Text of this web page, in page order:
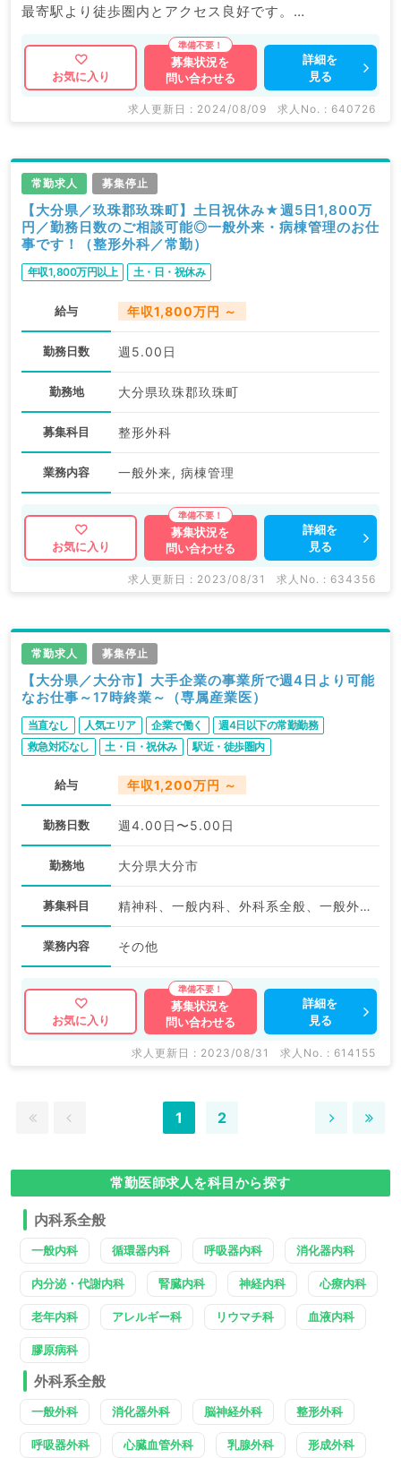
最寄駅より徒歩圏内とアクセス良好です。
マイナビDOCTORでは病院やクリニックなどの医療機
関求人はもちろんのこと、
掲載情報以外にも産業医等の企業系求人も多数扱ってい
求人内容の詳細等はお気軽にお問合せ下さい。
お気に入り
募集状況を
問い合わせる
詳細を
見る
求人更新日 : 2024/08/09 求人No. : 640726
常勤求人 募集停止
【大分県／玖珠郡玖珠町】土日祝休み★週5日1,800万
円／勤務日数のご相談可能◎一般外来・病棟管理のお仕
事です！（整形外科／常勤）
年収1,800万円以上 土・日・祝休み
給与 年収1,800万円 ～
勤務日数 週5.00日
勤務地 大分県玖珠郡玖珠町
募集科目 整形外科
業務内容 一般外来, 病棟管理
お気に入り
募集状況を
問い合わせる
詳細を
見る
求人更新日 : 2023/08/31 求人No. : 634356
常勤求人 募集停止
【大分県／大分市】大手企業の事業所で週4日より可能
なお仕事～17時終業～（専属産業医）
当直なし 人気エリア 企業で働く
週4日以下の常勤勤務
救急対応なし
土・日・祝休み 駅近・徒歩圏内
給与 年収1,200万円 ～
勤務日数 週4.00日〜5.00日
勤務地 大分県大分市
募集科目 精神科、一般内科、外科系全般、一般外科
業務内容 その他
お気に入り
募集状況を
問い合わせる
詳細を
見る
求人更新日 : 2023/08/31 求人No. : 614155
1 2
常勤医師求人を科目から探す
内科系全般
一般内科 循環器内科 呼吸器内科 消化器内科
内分泌・代謝内科 腎臓内科 神経内科 心療内科
老年内科 アレルギー科 リウマチ科 血液内科
膠原病科
外科系全般
一般外科 消化器外科 脳神経外科 整形外科
呼吸器外科 心臓血管外科 乳腺外科 形成外科